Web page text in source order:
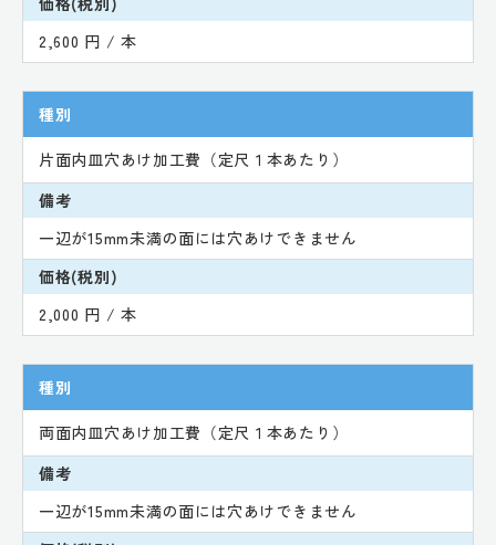
2,600 円 / 本
種別
片面内皿穴あけ加工費（定尺１本あたり）
備考
一辺が15mm未満の面には穴あけできません
価格(税別)
2,000 円 / 本
種別
両面内皿穴あけ加工費（定尺１本あたり）
備考
一辺が15mm未満の面には穴あけできません